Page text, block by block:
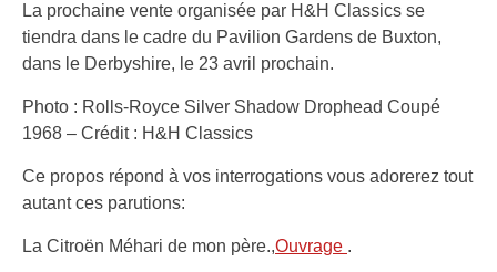
La prochaine vente organisée par H&H Classics se
tiendra dans le cadre du Pavilion Gardens de Buxton,
dans le Derbyshire, le 23 avril prochain.
Photo : Rolls-Royce Silver Shadow Drophead Coupé
1968 – Crédit : H&H Classics
Ce propos répond à vos interrogations vous adorerez tout
autant ces parutions:
La Citroën Méhari de mon père.,Ouvrage .